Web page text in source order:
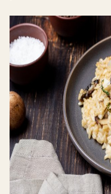
Shuba корисності